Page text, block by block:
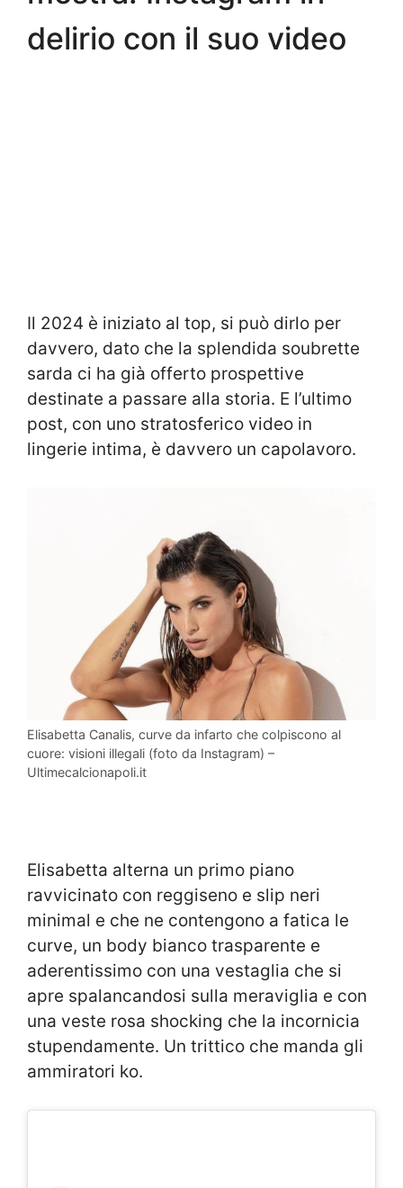
delirio con il suo video
Il 2024 è iniziato al top, si può dirlo per
davvero, dato che la splendida soubrette
sarda ci ha già offerto prospettive
destinate a passare alla storia. E l’ultimo
post, con uno stratosferico video in
lingerie intima, è davvero un capolavoro.
Elisabetta Canalis, curve da infarto che colpiscono al
cuore: visioni illegali (foto da Instagram) –
Ultimecalcionapoli.it
Elisabetta alterna un primo piano
ravvicinato con reggiseno e slip neri
minimal e che ne contengono a fatica le
curve, un body bianco trasparente e
aderentissimo con una vestaglia che si
apre spalancandosi sulla meraviglia e con
una veste rosa shocking che la incornicia
stupendamente. Un trittico che manda gli
ammiratori ko.